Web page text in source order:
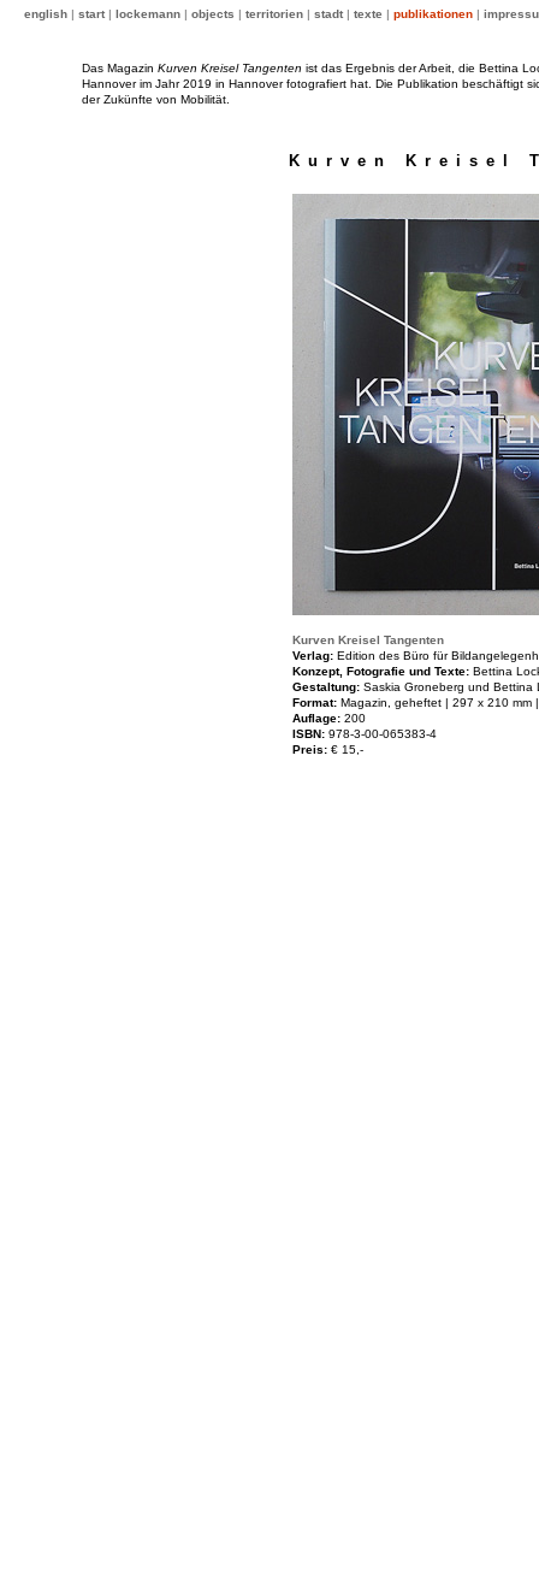
english | start | lockemann | objects | territorien | stadt | texte | publikationen |
Das Magazin Kurven Kreisel Tangenten ist das Ergebnis der Arbeit, die Bettina
Hannover im Jahr 2019 in Hannover fotografiert hat. Die Publikation beschäftigt
der Zukünfte von Mobilität.
Kurven Kreisel
Kurven Kreisel Tangenten
Verlag: Edition des Büro für
Konzept, Fotografie und Texte: Bettina
Gestaltung: Saskia Groneberg und Bettina
Format: Magazin, geheftet | 297 x 210 mm
Auflage: 200
ISBN: 978-3-00-065383-4
Preis: € 15,-